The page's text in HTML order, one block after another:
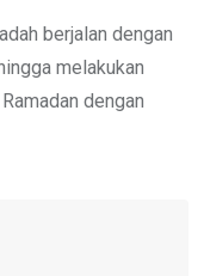
berjalan dengan
melakukan
dengan